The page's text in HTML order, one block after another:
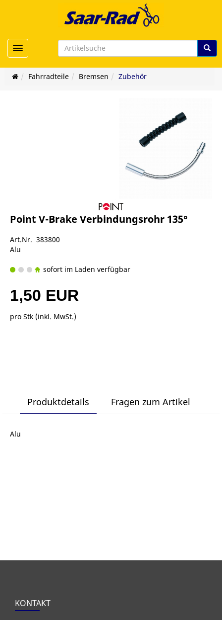
Toggle navigation
Fahrradteile Bremsen Zubehör
Point V-Brake Verbindungsrohr 135°
Art.Nr. 383800
Alu
sofort im Laden verfügbar
1,50 EUR
pro Stk (inkl. MwSt.)
Produktdetails Fragen zum Artikel
Alu
KONTAKT